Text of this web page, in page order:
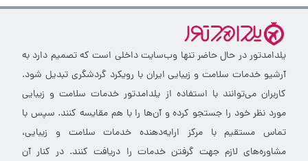
یلدامدتور در حال حاضر تنها وب‌سایت داخلی است که تصمیم دارد به
آرشیو خدمات سلامت و زیبایی ایران با رویکرد گردشگری تبدیل شود.
کاربران می‌توانند با استفاده از یلدامدتور خدمات سلامت و زیبایی
مورد نظر خود را جستجو کرده و آن‌ها را با هم مقایسه کنند. سپس با
تماس مستقیم با مرکز ارایه‌دهنده خدمات سلامت و زیبایی،
مشاوره‌های لازم جهت گرفتن خدمات را دریافت کنند. در کنار آن